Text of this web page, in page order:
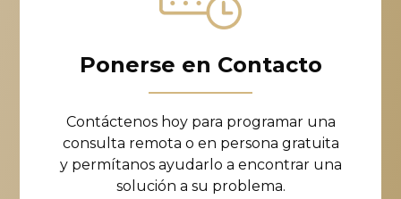
Ponerse en Contacto
Contáctenos hoy para programar una
consulta remota o en persona gratuita
y permítanos ayudarlo a encontrar una
solución a su problema.